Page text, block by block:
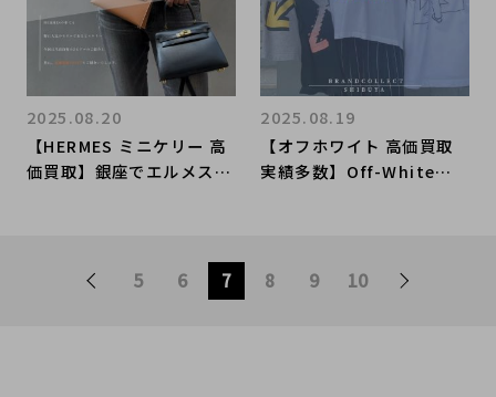
【HERMES ミニケリー 高
価買取】銀座でエルメスの
2025.08.20
【オフホワイト 高価買取
実績多数】Off-Whiteの
などでご売却を検討中の方
2025.08.19
5 6 7 8 9 10